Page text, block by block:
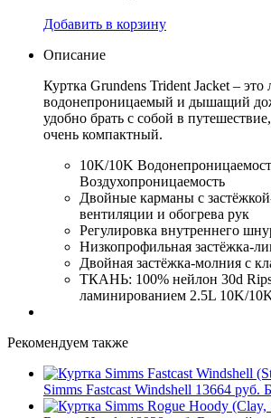
Добавить в корзину
Описание
Куртка Grundens Trident Jacket – это
водонепроницаемый и дышащий
удобно брать с собой в
очень компактный.
10K/10K
Воздухопроницаемость
Двойные карманы с
вентиляции и обогрева рук
Регулировка внутреннего
Низкопрофильная застёжка-
Двойная застёжка-молния с
ТКАНЬ: 100% нейлон 30d
ламинированием 2.5L 10K/
Рекомендуем также
Simms Fastcast Windshell 13664 руб.